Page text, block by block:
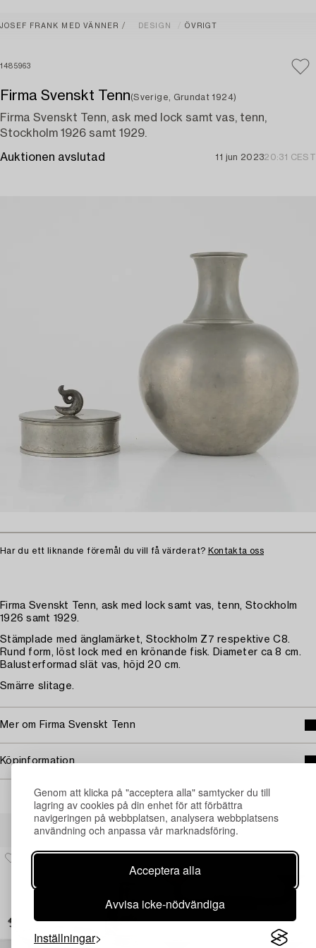
Genom att klicka på "acceptera alla" samtycker du till
lagring av cookies på din enhet för att förbättra
navigeringen på webbplatsen, analysera webbplatsens
användning och anpassa vår marknadsföring.
Acceptera alla
Avvisa icke-nödvändiga
Inställningar
JOSEF FRANK MED VÄNNER DESIGN ÖVRIGT
1485963
Firma Svenskt Tenn(Sverige, Grundat 1924)
Firma Svenskt Tenn, ask med lock samt vas, tenn,
Stockholm 1926 samt 1929.
Auktionen avslutad 11 jun 202320:31 CEST
Har du ett liknande föremål du vill få värderat? Kontakta oss
Firma Svenskt Tenn, ask med lock samt vas, tenn, Stockholm
1926 samt 1929.
Stämplade med änglamärket, Stockholm Z7 respektive C8.
Rund form, löst lock med en krönande fisk. Diameter ca 8 cm.
Balusterformad slät vas, höjd 20 cm.
Smärre slitage.
Mer om Firma Svenskt Tenn
Köpinformation
Andra har även tittat på